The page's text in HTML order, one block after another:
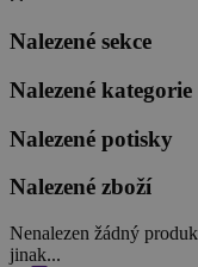
Nalezené sekce
Nalezené kategorie
Nalezené potisky
Nalezené zboží
Nenalezen žádný
jinak...